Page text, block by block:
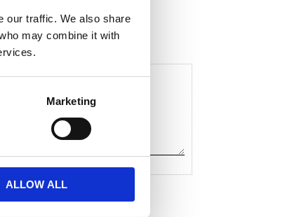
our traffic. We also share
may combine it with
Marketing
ALLOW ALL
c
b
o